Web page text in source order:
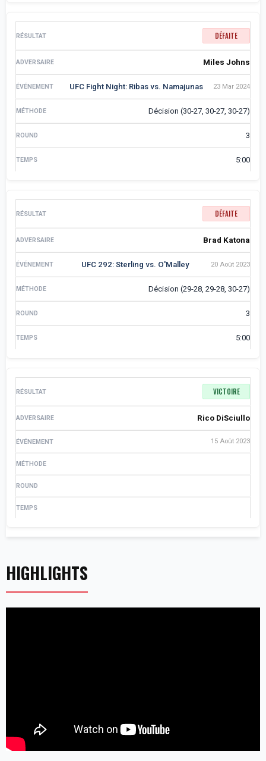
DÉFAITE
Miles Johns
UFC Fight Night: Ribas vs. Namajunas 23 Mar 2024
Décision (30-27, 30-27, 30-27)
3
5:00
DÉFAITE
Brad Katona
UFC 292: Sterling vs. O'Malley 20 Août 2023
Décision (29-28, 29-28, 30-27)
3
5:00
VICTOIRE
Rico DiSciullo
15 Août 2023
HIGHLIGHTS